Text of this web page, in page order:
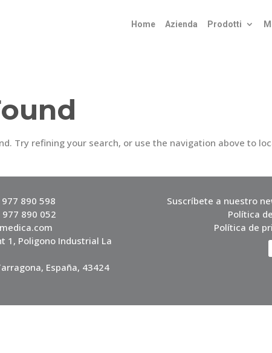
Home Azienda Prodotti
Try refining your search, or use the navigation above to
890 598
977 890 052
1, Poligono Industrial La
España, 43424
Suscríbete a nuestro
Política
Política de